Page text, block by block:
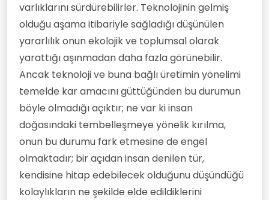
varlıklarını sürdürebilirler. Teknolojinin gelmiş
olduğu aşama itibariyle sağladığı düşünülen
yararlılık onun ekolojik ve toplumsal olarak
yarattığı aşınmadan daha fazla görünebilir.
Ancak teknoloji ve buna bağlı üretimin yönelimi
temelde kar amacını güttüğünden bu durumun
böyle olmadığı açıktır; ne var ki insan
doğasındaki tembelleşmeye yönelik kırılma,
onun bu durumu fark etmesine de engel
olmaktadır; bir açıdan insan denilen tür,
kendisine hitap edebilecek olduğunu düşündüğü
kolaylıkların ne şekilde elde edildiklerini